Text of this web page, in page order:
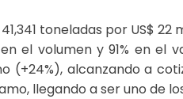
toneladas por US$
el volumen y 91% en el
(+24%), alcanzando a
llegando a ser uno de